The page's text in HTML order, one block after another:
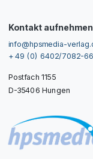
Kontakt aufnehmen
info@hpsmedia-
+ 49 (0) 6402/7082-
Postfach 1155
D-35406 Hungen